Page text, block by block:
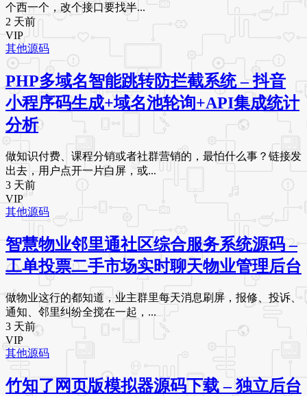
个西一个，改个接口要找半...
2 天前
VIP
其他源码
PHP多域名智能跳转防拦截系统 – 抖音
小程序码生成+域名池轮询+API集成统计
分析
做知识付费、课程分销或者社群营销的，最怕什么事？链接发
出去，用户点开一片白屏，或...
3 天前
VIP
其他源码
智慧物业邻里通社区综合服务系统源码 –
工单投票二手市场实时聊天物业管理后台
做物业这行的都知道，业主群里每天消息刷屏，报修、投诉、
通知、邻里纠纷全搅在一起，...
3 天前
VIP
其他源码
竹知了网页版模拟器源码下载 – 独立后台